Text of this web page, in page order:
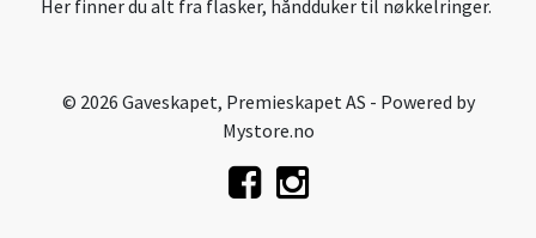
Her finner du alt fra flasker, håndduker til nøkkelringer.
© 2026 Gaveskapet, Premieskapet AS - Powered by
Mystore.no